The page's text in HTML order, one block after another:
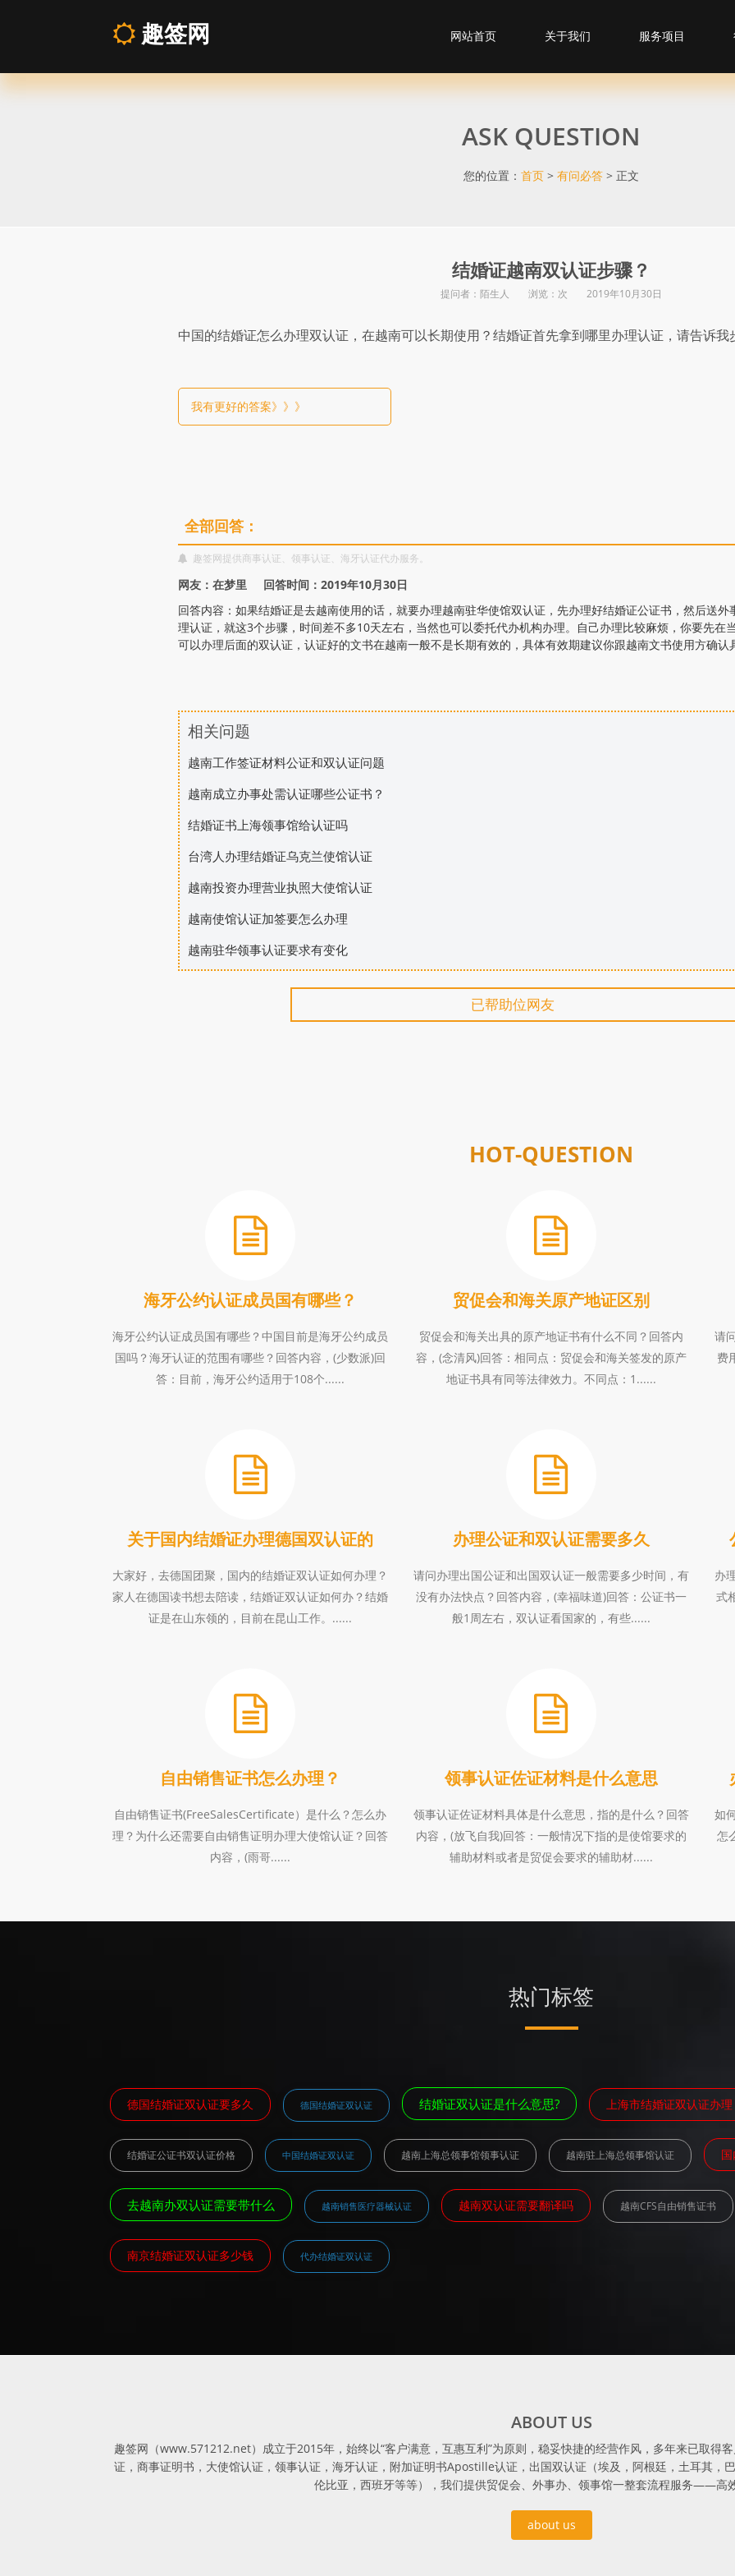
结
趣签网 网站首页 关于我们 服务项目
ASK QUESTION
您的位置： 首页 > 有问必答 > 正文
结婚证越南双认证步骤？
提问者：陌生人 浏览： 次 2019年10月30日
中国的结婚证怎么办理双认证，在越南可以长期使用？结婚证首先拿到哪里办理认证，请告诉我
我有更好的答案》》》
全部回答：
趣签网提供商事认证、领事认证、海牙认证代办服务。
网友：在梦里 回答时间：2019年10月30日
回答内容：如果结婚证是去越南使用的话，就要办理越南驻华使馆双认证，先办理好结婚证公证书，然后送
理认证，就这3个步骤，时间差不多10天左右，当然也可以委托代办机构办理。自己办理比较麻烦，你要先在
可以办理后面的双认证，认证好的文书在越南一般不是长期有效的，具体有效期建议你跟越南文书使用方确
相关问题
越南工作签证材料公证和双认证问题
越南成立办事处需认证哪些公证书？
结婚证书上海领事馆给认证吗
台湾人办理结婚证乌克兰使馆认证
越南投资办理营业执照大使馆认证
越南使馆认证加签要怎么办理
越南驻华领事认证要求有变化
已帮助位网友
HOT-QUESTION
海牙公约认证成员国有哪些？
海牙公约认证成员国有哪些？中国目前是海牙公约成员
国吗？海牙认证的范围有哪些？回答内容，(少数派)回
答：目前，海牙公约适用于108个......
贸促会和海关原产地证区别
贸促会和海关出具的原产地证书有什么不同？回答内
容，(念清风)回答：相同点：贸促会和海关签发的原产
地证书具有同等法律效力。不同点：1......
请
费
关于国内结婚证办理德国双认证的
大家好，去德国团聚，国内的结婚证双认证如何办理？
家人在德国读书想去陪读，结婚证双认证如何办？结婚
证是在山东领的，目前在昆山工作。......
办理公证和双认证需要多久
请问办理出国公证和出国双认证一般需要多少时间，有
没有办法快点？回答内容，(幸福味道)回答：公证书一
般1周左右，双认证看国家的，有些......
办
式
自由销售证书怎么办理？
自由销售证书(FreeSalesCertificate）是什么？怎么办
理？为什么还需要自由销售证明办理大使馆认证？回答
内容，(雨哥......
领事认证佐证材料是什么意思
领事认证佐证材料具体是什么意思，指的是什么？回答
内容，(放飞自我)回答：一般情况下指的是使馆要求的
辅助材料或者是贸促会要求的辅助材......
如
怎
热门标签
德国结婚证双认证要多久 德国结婚证双认证 结婚证双认证是什么意思? 上海市结婚证双认证办理
结婚证公证书双认证价格 中国结婚证双认证 越南上海总领事馆领事认证 越南驻上海总领事馆认证
去越南办双认证需要带什么 越南销售医疗器械认证 越南双认证需要翻译吗 越南CFS自由销售证书
南京结婚证双认证多少钱 代办结婚证双认证
ABOUT US
趣签网（www.571212.net）成立于2015年，始终以“客户满意，互惠互利”为原则，稳妥快捷的经营作风，多年来已取得
证，商事证明书，大使馆认证，领事认证，海牙认证，附加证明书Apostille认证，出国双认证（埃及，阿根廷，土耳其，
伦比亚，西班牙等等），我们提供贸促会、外事办、领事馆一整套流程服务——高
about us